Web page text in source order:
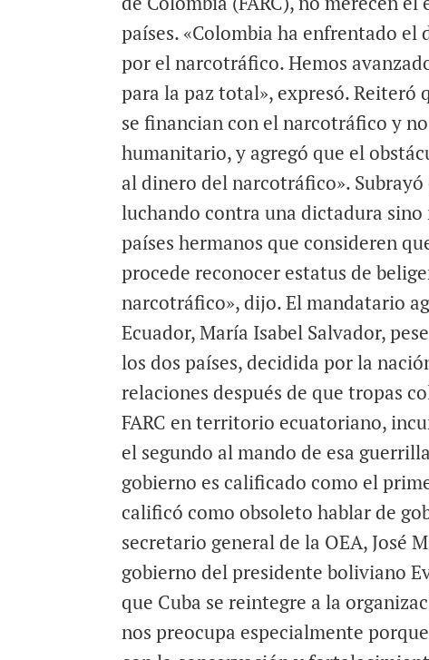
países. «Colombia ha enfrentado
por el narcotráfico. Hemos
para la paz total», expresó.
se financian con el narcotráfico y
humanitario, y agregó que el
al dinero del narcotráfico».
luchando contra una dictadura
países hermanos que consideren
procede reconocer estatus de
narcotráfico», dijo. El mandatario
Ecuador, María Isabel Salvador,
los dos países, decidida por la
relaciones después de que tropas
FARC en territorio ecuatoriano,
el segundo al mando de esa
gobierno es calificado como el
calificó como obsoleto hablar de
secretario general de la OEA, José
gobierno del presidente boliviano
que Cuba se reintegre a la
nos preocupa especialmente